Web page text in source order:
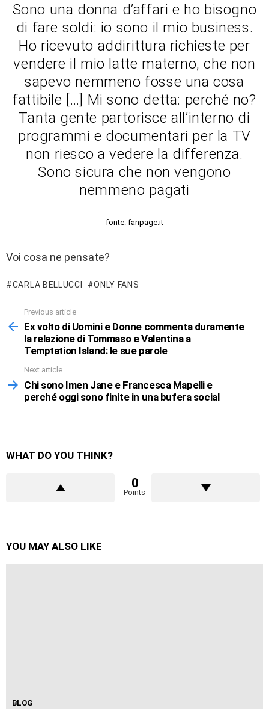
Sono una donna d’affari e ho bisogno
di fare soldi: io sono il mio business.
Ho ricevuto addirittura richieste per
vendere il mio latte materno, che non
sapevo nemmeno fosse una cosa
fattibile […] Mi sono detta: perché no?
Tanta gente partorisce all’interno di
programmi e documentari per la TV
non riesco a vedere la differenza.
Sono sicura che non vengono
nemmeno pagati
fonte: fanpage.it
Voi cosa ne pensate?
CARLA BELLUCCI ONLY FANS
more
Previous article
Ex volto di Uomini e Donne commenta duramente
la relazione di Tommaso e Valentina a
Temptation Island: le sue parole
Next article
Chi sono Imen Jane e Francesca Mapelli e
perché oggi sono finite in una bufera social
WHAT DO YOU THINK?
0
Points
YOU MAY ALSO LIKE
BLOG